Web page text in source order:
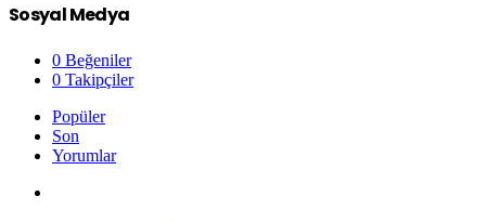
Sosyal Medya
0 Beğeniler
0 Takipçiler
Popüler
Son
Yorumlar